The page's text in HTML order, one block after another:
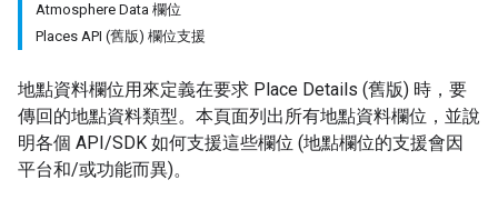
Atmosphere Data 欄位
Places API (舊版) 欄位支援
地點資料欄位用來定義在要求 Place Details (舊版) 時，要
傳回的地點資料類型。本頁面列出所有地點資料欄位，並說
明各個 API/SDK 如何支援這些欄位 (地點欄位的支援會因
平台和/或功能而異)。